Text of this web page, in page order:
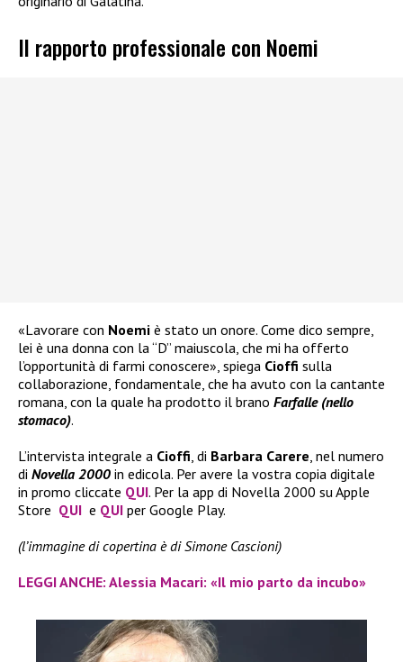
Il rapporto professionale con Noemi
«Lavorare con Noemi è stato un onore. Come dico sempre,
lei è una donna con la “D” maiuscola, che mi ha offerto
l’opportunità di farmi conoscere», spiega Cioffi sulla
collaborazione, fondamentale, che ha avuto con la cantante
romana, con la quale ha prodotto il brano Farfalle (nello
stomaco).
L’intervista integrale a Cioffi , di Barbara Carere , nel numero
di Novella 2000 in edicola. Per avere la vostra copia digitale
in promo cliccate QUI. Per la app di Novella 2000 su Apple
Store QUI e QUI per Google Play.
(l’immagine di copertina è di Simone Cascioni)
LEGGI ANCHE: Alessia Macari: «Il mio parto da incubo»